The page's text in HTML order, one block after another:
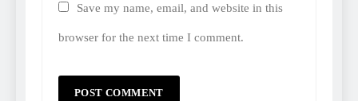
Save my name, email, and website in this
browser for the next time I comment.